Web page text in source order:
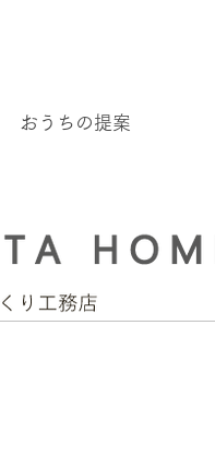
おうちの提案